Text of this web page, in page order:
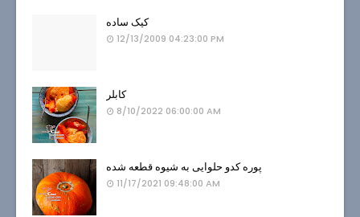
کیک ساده
12/13/2009 04:23:00 PM
کابلر
8/10/2022 06:00:00 AM
پوره کدو حلوایی به شیوه قطعه شده
11/17/2021 09:48:00 AM